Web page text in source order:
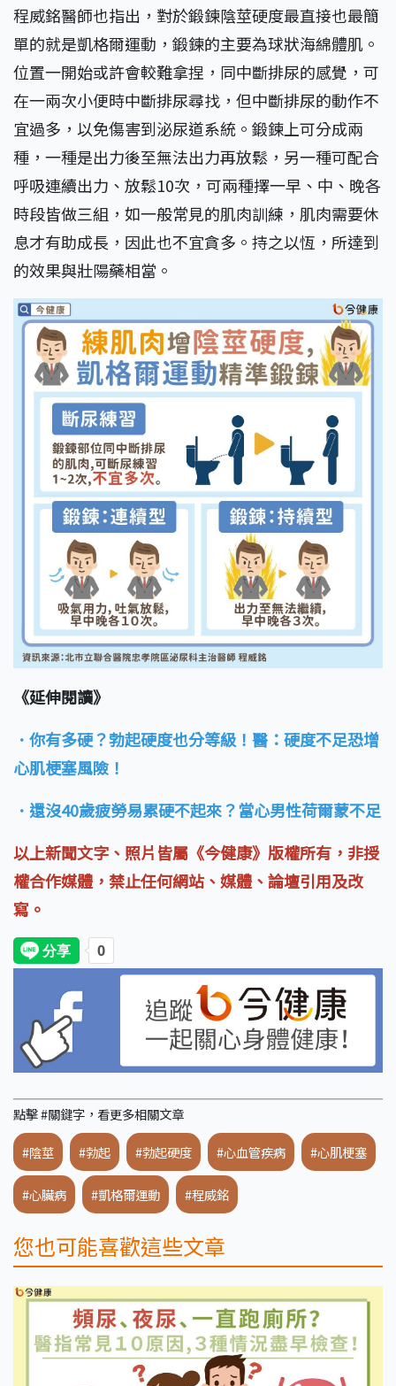
程威銘醫師也指出，對於鍛鍊陰莖硬度最直接也最簡
單的就是凱格爾運動，鍛鍊的主要為球狀海綿體肌。
位置一開始或許會較難拿捏，同中斷排尿的感覺，可
在一兩次小便時中斷排尿尋找，但中斷排尿的動作不
宜過多，以免傷害到泌尿道系統。鍛鍊上可分成兩
種，一種是出力後至無法出力再放鬆，另一種可配合
呼吸連續出力、放鬆10次，可兩種擇一早、中、晚各
時段皆做三組，如一般常見的肌肉訓練，肌肉需要休
息才有助成長，因此也不宜貪多。持之以恆，所達到
的效果與壯陽藥相當。
《延伸閱讀》
．你有多硬？勃起硬度也分等級！醫：硬度不足恐增
心肌梗塞風險！
．還沒40歲疲勞易累硬不起來？當心男性荷爾蒙不足
以上新聞文字、照片皆屬《今健康》版權所有，非授
權合作媒體，禁止任何網站、媒體、論壇引用及改
寫。
點擊 #關鍵字，看更多相關文章
#陰莖 #勃起 #勃起硬度 #心血管疾病 #心肌梗塞
#心臟病 #凱格爾運動 #程威銘
您也可能喜歡這些文章